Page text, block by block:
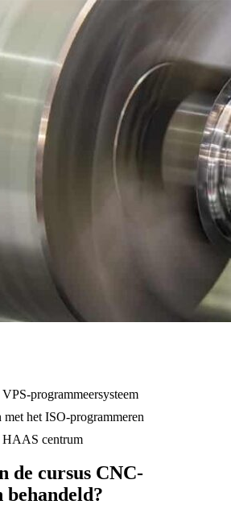
programmeersysteem
met het ISO-programmeren
HAAS centrum
de cursus CNC-